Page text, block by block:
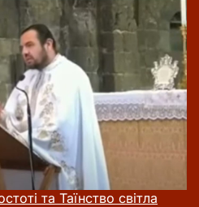
та Таїнство світла